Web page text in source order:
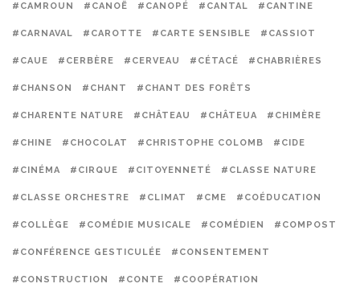
#CAMROUN #CANOË #CANOPÉ #CANTAL #CANTINE
#CARNAVAL #CAROTTE #CARTE SENSIBLE #CASSIOT
#CAUE #CERBÈRE #CERVEAU #CÉTACÉ #CHABRIÈRES
#CHANSON #CHANT #CHANT DES FORÊTS
#CHARENTE NATURE #CHÂTEAU #CHÂTEUA #CHIMÈRE
#CHINE #CHOCOLAT #CHRISTOPHE COLOMB #CIDE
#CINÉMA #CIRQUE #CITOYENNETÉ #CLASSE NATURE
#CLASSE ORCHESTRE #CLIMAT #CME #COÉDUCATION
#COLLÈGE #COMÉDIE MUSICALE #COMÉDIEN #COMPOST
#CONFÉRENCE GESTICULÉE #CONSENTEMENT
#CONSTRUCTION #CONTE #COOPÉRATION